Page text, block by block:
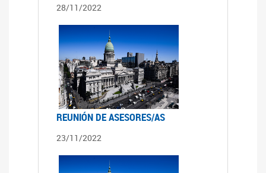
28/11/2022
REUNIÓN DE ASESORES/AS
23/11/2022